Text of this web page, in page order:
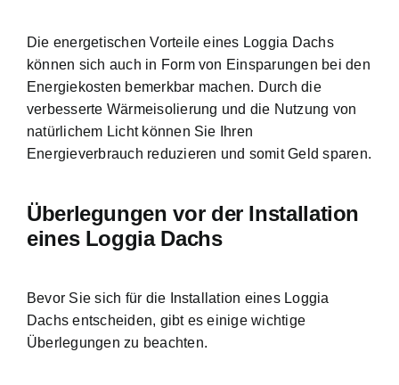
Die energetischen Vorteile eines Loggia Dachs
können sich auch in Form von Einsparungen bei den
Energiekosten bemerkbar machen. Durch die
verbesserte Wärmeisolierung und die Nutzung von
natürlichem Licht können Sie Ihren
Energieverbrauch reduzieren und somit Geld sparen.
Überlegungen vor der Installation
eines Loggia Dachs
Bevor Sie sich für die Installation eines Loggia
Dachs entscheiden, gibt es einige wichtige
Überlegungen zu beachten.